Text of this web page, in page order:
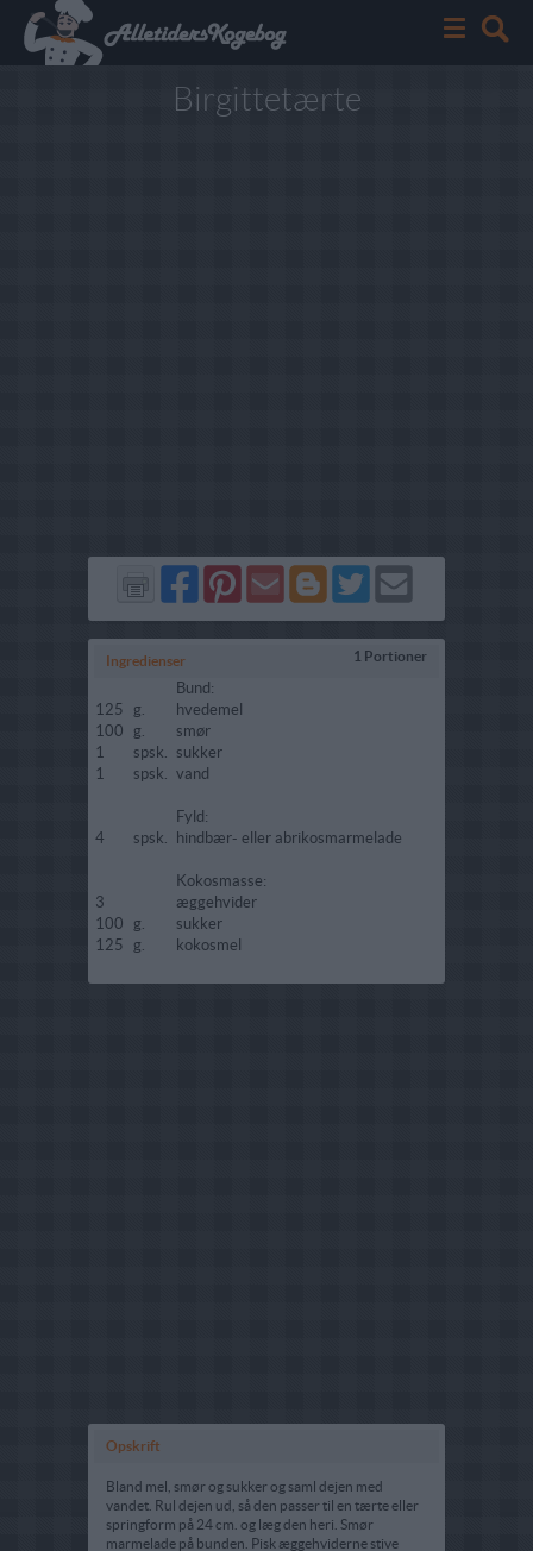
Birgittetærte
Del
på
Facebook
Del
på
Pinterest
Send
via
GMail
Del
på
Blogger
Del
på
Twitter
Send
Ingredienser 1 Portioner
Bund:
125
g.
hvedemel
100
g.
smør
1
spsk. sukker
1
spsk. vand
Fyld:
4
spsk. hindbær- eller abrikosmarmelade
Kokosmasse:
3
æggehvider
100
g.
sukker
125
g. kokosmel
Opskrift
Bland mel, smør og sukker og saml dejen med
vandet. Rul dejen ud, så den passer til en tærte eller
springform på 24 cm. og læg den heri. Smør
marmelade på bunden. Pisk æggehviderne stive